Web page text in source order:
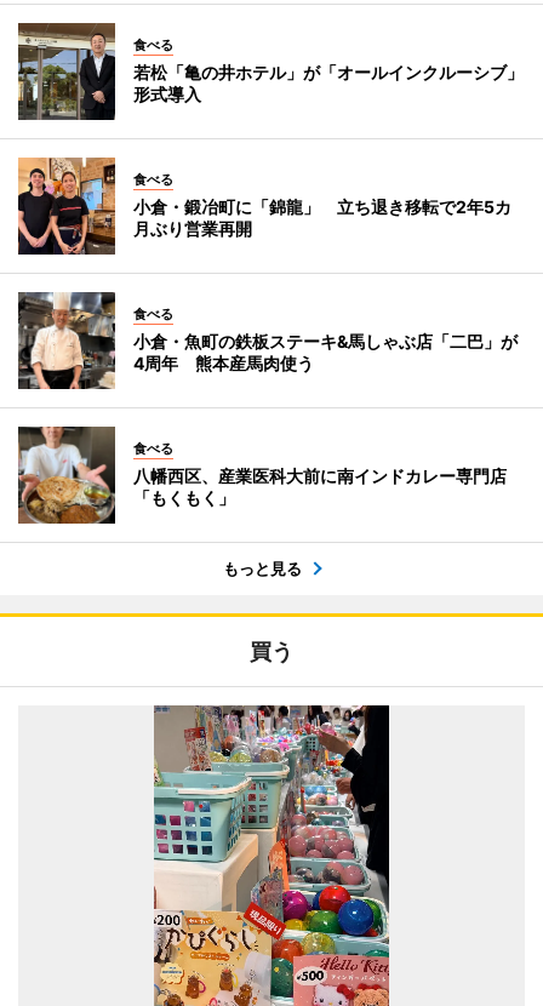
食べる
若松「亀の井ホテル」が「オールインクルーシブ」
形式導入
食べる
小倉・鍛冶町に「錦龍」 立ち退き移転で2年5カ
月ぶり営業再開
食べる
小倉・魚町の鉄板ステーキ&馬しゃぶ店「二巴」が
4周年 熊本産馬肉使う
食べる
八幡西区、産業医科大前に南インドカレー専門店
「もくもく」
もっと見る
買う